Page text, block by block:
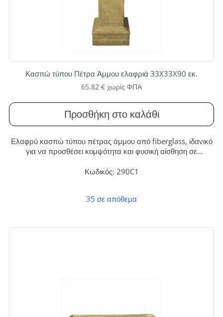
Κασπώ τύπου Πέτρα Άμμου ελαφριά 33X33X90 εκ.
65.82 € χωρίς ΦΠΑ
Προσθήκη στο καλάθι
Ελαφρύ κασπώ τύπου πέτρας άμμου από fiberglass, ιδανικό
για να προσθέσει κομψότητα και φυσική αίσθηση σε
συνδυάζει διαχρονική αισθητική με εξαιρετική αντοχή και
Κωδικός: 290C1
35 σε απόθεμα